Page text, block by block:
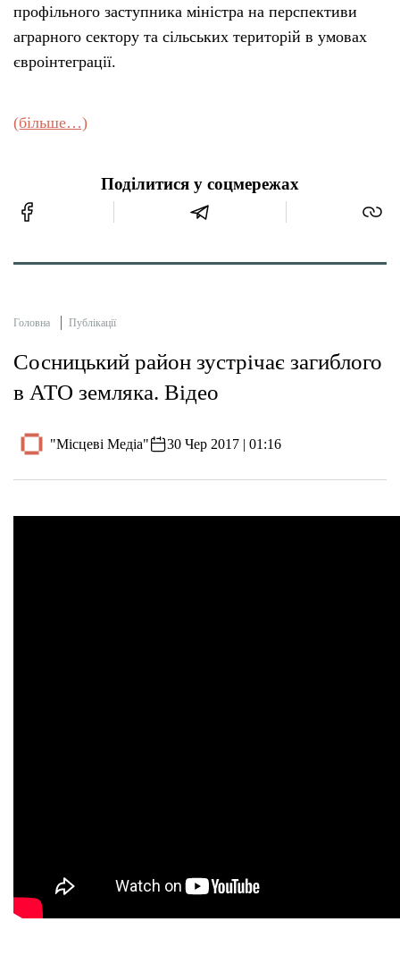
профільного заступника міністра на перспективи
аграрного сектору та сільських територій в умовах
євроінтеграції.
(більше…)
Поділитися у соцмережах
Головна Публікації
Сосницький район зустрічає загиблого
в АТО земляка. Відео
"Місцеві Медіа" 30 Чер 2017 | 01:16